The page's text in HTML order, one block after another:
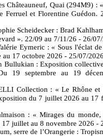
Châteauneuf, Quai (294M9) :
Ferruel et Florentine Guédon.
Scheidecker : Brad
». 22/09 au 7/11/26 - 26/
Eymeric : « Sous l'éclat de
au 17 octobre 2026 - 25/07/2026
Bullukian : Exposition
19 septembre au 19
Collection : « Le Rhône et
du 7 juillet 2026 au 17
: « Mirages du monde,
17 juillet au 8 novembre 2026 -
serre de l’Orangerie :